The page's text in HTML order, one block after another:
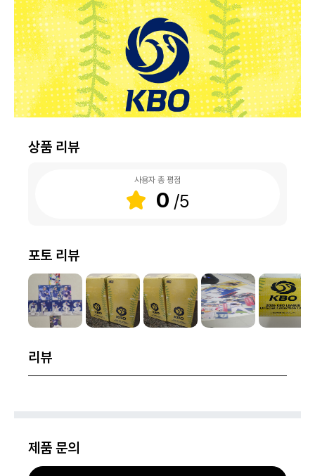
상품 리뷰
사용자 총 평점
0
포토 리뷰
리뷰
제품 문의